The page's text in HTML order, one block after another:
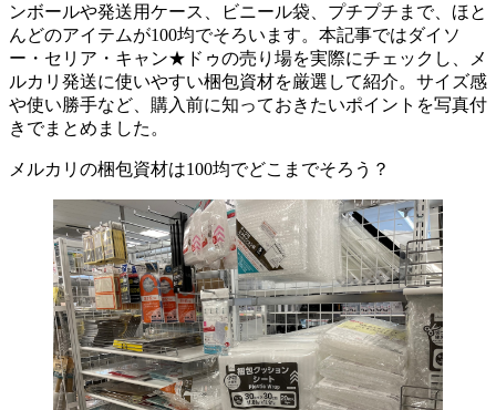
ンボールや発送用ケース、ビニール袋、プチプチまで、ほと
んどのアイテムが100均でそろいます。本記事ではダイソ
ー・セリア・キャン★ドゥの売り場を実際にチェックし、メ
ルカリ発送に使いやすい梱包資材を厳選して紹介。サイズ感
や使い勝手など、購入前に知っておきたいポイントを写真付
きでまとめました。
メルカリの梱包資材は100均でどこまでそろう？